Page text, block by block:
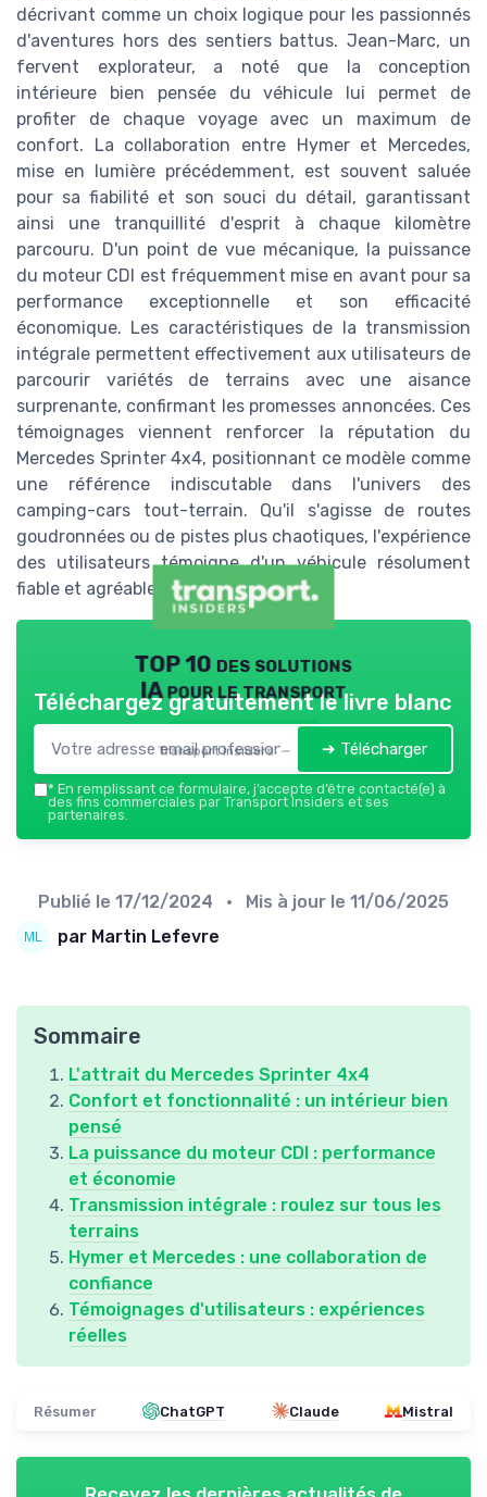
décrivant comme un choix logique pour les passionnés
d'aventures hors des sentiers battus. Jean-Marc, un
fervent explorateur, a noté que la conception
intérieure bien pensée du véhicule lui permet de
profiter de chaque voyage avec un maximum de
confort. La collaboration entre Hymer et Mercedes,
mise en lumière précédemment, est souvent saluée
pour sa fiabilité et son souci du détail, garantissant
ainsi une tranquillité d'esprit à chaque kilomètre
parcouru. D'un point de vue mécanique, la puissance
du moteur CDI est fréquemment mise en avant pour sa
performance exceptionnelle et son efficacité
économique. Les caractéristiques de la transmission
intégrale permettent effectivement aux utilisateurs de
parcourir variétés de terrains avec une aisance
surprenante, confirmant les promesses annoncées. Ces
témoignages viennent renforcer la réputation du
Mercedes Sprinter 4x4, positionnant ce modèle comme
une référence indiscutable dans l'univers des
camping-cars tout-terrain. Qu'il s'agisse de routes
goudronnées ou de pistes plus chaotiques, l'expérience
des utilisateurs témoigne d'un véhicule résolument
fiable et agréable à conduire.
TOP 10 des solutions
IA pour le transport
Transport Insiders — 2026
Téléchargez gratuitement le livre blanc
➔ Télécharger
* En remplissant ce formulaire, j’accepte d’être contacté(e) à
des fins commerciales par Transport Insiders et ses
partenaires.
Publié le 17/12/2024 • Mis à jour le 11/06/2025
par Martin Lefevre
Sommaire
L'attrait du Mercedes Sprinter 4x4
Confort et fonctionnalité : un intérieur bien
pensé
La puissance du moteur CDI : performance
et économie
Transmission intégrale : roulez sur tous les
terrains
Hymer et Mercedes : une collaboration de
confiance
Témoignages d'utilisateurs : expériences
réelles
Résumer ChatGPT Claude Mistral